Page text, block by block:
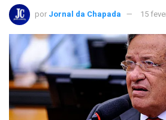
por Jornal da Chapada 15